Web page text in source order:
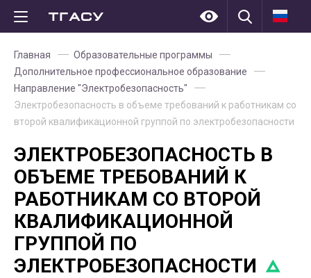
Главная
Образовательные программы
Дополнительное профессиональное образование
Направление "Электробезопасность"
Электробезопасность в объеме требований к работникам со
второй квалификационной группой по электробезопасности
ЭЛЕКТРОБЕЗОПАСНОСТЬ В
ОБЪЕМЕ ТРЕБОВАНИЙ К
РАБОТНИКАМ СО ВТОРОЙ
КВАЛИФИКАЦИОННОЙ
ГРУППОЙ ПО
ЭЛЕКТРОБЕЗОПАСНОСТИ